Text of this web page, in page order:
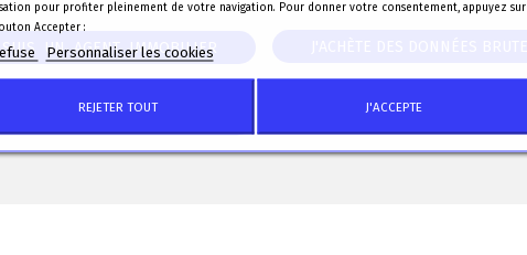
pour profiter pleinement de votre navigation. Pour donner votre consentement, appuyez sur
Accepter :
Personnaliser les cookies
REJETER TOUT J'ACCEPTE
UN AGENT IMMOBILIER
En savoir plus sur les IDC...